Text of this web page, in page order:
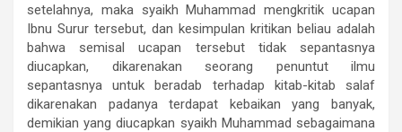
setelahnya, maka syaikh Muhammad mengkritik ucapan
Ibnu Surur tersebut, dan kesimpulan kritikan beliau adalah
bahwa semisal ucapan tersebut tidak sepantasnya
diucapkan, dikarenakan seorang penuntut ilmu
sepantasnya untuk beradab terhadap kitab-kitab salaf
dikarenakan padanya terdapat kebaikan yang banyak,
demikian yang diucapkan syaikh Muhammad sebagaimana